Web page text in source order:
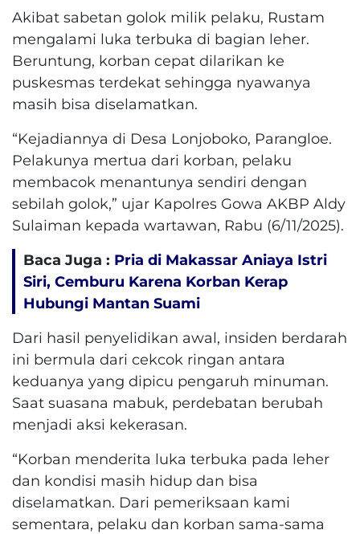
Akibat sabetan golok milik pelaku, Rustam
mengalami luka terbuka di bagian leher.
Beruntung, korban cepat dilarikan ke
puskesmas terdekat sehingga nyawanya
masih bisa diselamatkan.
“Kejadiannya di Desa Lonjoboko, Parangloe.
Pelakunya mertua dari korban, pelaku
membacok menantunya sendiri dengan
sebilah golok,” ujar Kapolres Gowa AKBP Aldy
Sulaiman kepada wartawan, Rabu (6/11/2025).
Baca Juga : Pria di Makassar Aniaya Istri
Siri, Cemburu Karena Korban Kerap
Hubungi Mantan Suami
Dari hasil penyelidikan awal, insiden berdarah
ini bermula dari cekcok ringan antara
keduanya yang dipicu pengaruh minuman.
Saat suasana mabuk, perdebatan berubah
menjadi aksi kekerasan.
“Korban menderita luka terbuka pada leher
dan kondisi masih hidup dan bisa
diselamatkan. Dari pemeriksaan kami
sementara, pelaku dan korban sama-sama